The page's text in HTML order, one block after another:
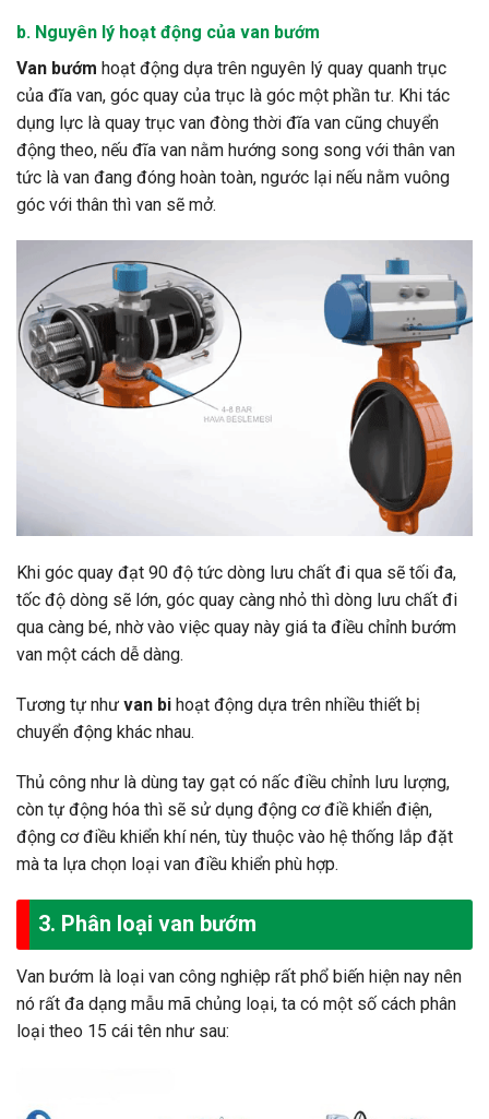
b. Nguyên lý hoạt động của van bướm
Van bướm hoạt động dựa trên nguyên lý quay quanh trục
của đĩa van, góc quay của trục là góc một phần tư. Khi tác
dụng lực là quay trục van đòng thời đĩa van cũng chuyển
động theo, nếu đĩa van nằm hướng song song với thân van
tức là van đang đóng hoàn toàn, ngước lại nếu nằm vuông
góc với thân thì van sẽ mở.
Khi góc quay đạt 90 độ tức dòng lưu chất đi qua sẽ tối đa,
tốc độ dòng sẽ lớn, góc quay càng nhỏ thì dòng lưu chất đi
qua càng bé, nhờ vào việc quay này giá ta điều chỉnh bướm
van một cách dễ dàng.
Tương tự như van bi hoạt động dựa trên nhiều thiết bị
chuyển động khác nhau.
Thủ công như là dùng tay gạt có nấc điều chỉnh lưu lượng,
còn tự động hóa thì sẽ sử dụng động cơ điề khiển điện,
động cơ điều khiển khí nén, tùy thuộc vào hệ thống lắp đặt
mà ta lựa chọn loại van điều khiển phù hợp.
3. Phân loại van bướm
Van bướm là loại van công nghiệp rất phổ biến hiện nay nên
nó rất đa dạng mẫu mã chủng loại, ta có một số cách phân
loại theo 15 cái tên như sau: